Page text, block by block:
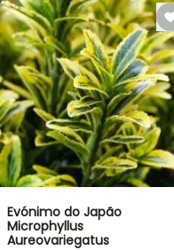
Evónimo do Japão
Microphyllus
Aureovariegatus